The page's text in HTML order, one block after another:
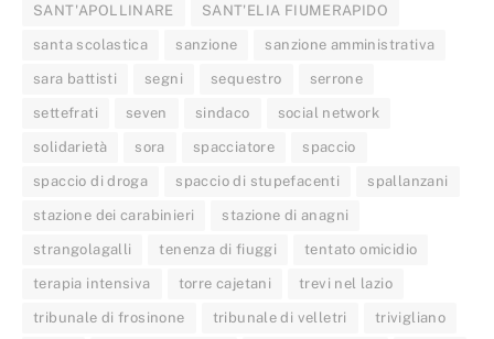
SANT'APOLLINARE SANT'ELIA FIUMERAPIDO
santa scolastica sanzione sanzione amministrativa
sara battisti segni sequestro serrone
settefrati seven sindaco social network
solidarietà sora spacciatore spaccio
spaccio di droga spaccio di stupefacenti spallanzani
stazione dei carabinieri stazione di anagni
strangolagalli tenenza di fiuggi tentato omicidio
terapia intensiva torre cajetani trevi nel lazio
tribunale di frosinone tribunale di velletri trivigliano